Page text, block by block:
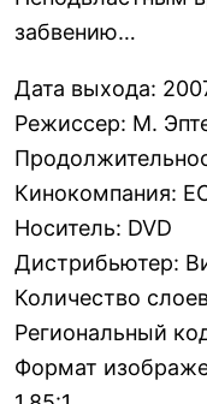
забвению…
Дата выхода:
Режиссер: М.
Кинокомпания:
Носитель: DVD
Дистрибьютер:
Количество
Региональный
Формат